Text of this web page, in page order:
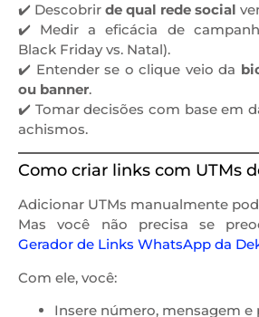
✔️ Descobrir de qual rede social
✔️ Medir a eficácia de
Black Friday vs. Natal).
✔️ Entender se o clique veio da
ou banner.
✔️ Tomar decisões com base em
achismos.
Como criar links com UTMs
Adicionar UTMs manualmente
Mas você não precisa se
Gerador de Links WhatsApp da
Com ele, você:
Insere número, mensagem e